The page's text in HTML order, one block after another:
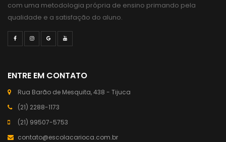
com uma metodologia própria de ensino primando pela
qualidade e a satisfação do aluno.
ENTRE EM CONTATO
Rua Barão de Mesquita, 438 - Tijuca
(21) 2288-1173
(21) 99507-5753
contato@escolacarioca.com.br